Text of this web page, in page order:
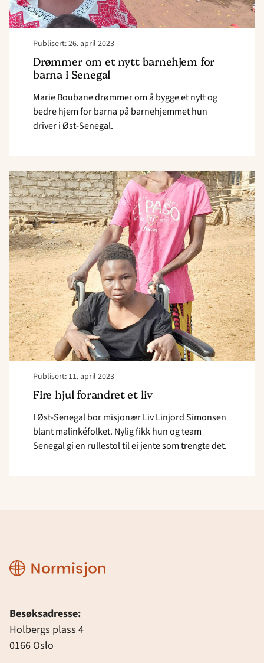
Publisert: 26. april 2023
Drømmer om et nytt barnehjem for
barna i Senegal
Marie Boubane drømmer om å bygge et nytt og
bedre hjem for barna på barnehjemmet hun
driver i Øst-Senegal.
Publisert: 11. april 2023
Fire hjul forandret et liv
I Øst-Senegal bor misjonær Liv Linjord Simonsen
blant malinkéfolket. Nylig fikk hun og team
Senegal gi en rullestol til ei jente som trengte det.
Read
article
"Fire
hjul
forandret
et
liv"
Normisjon
Besøksadresse:
Holbergs plass 4
0166 Oslo